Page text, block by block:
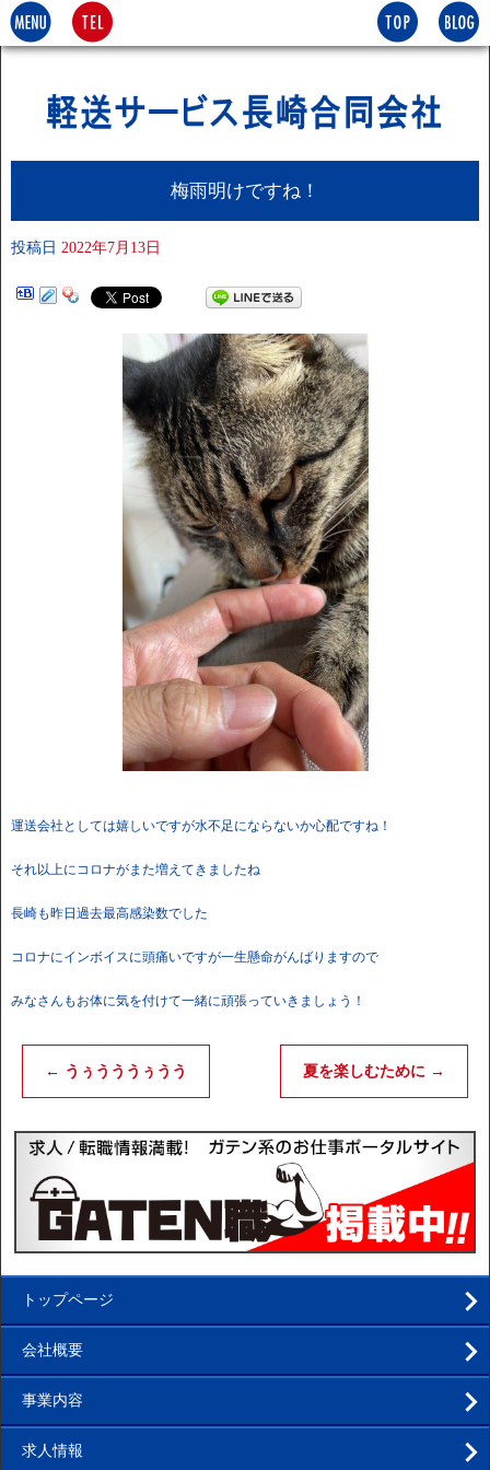
梅雨明けですね！
投稿日 2022年7月13日
運送会社としては嬉しいですが水不足にならないか心配ですね！
それ以上にコロナがまた増えてきましたね
長崎も昨日過去最高感染数でした
コロナにインボイスに頭痛いですが一生懸命がんばりますので
みなさんもお体に気を付けて一緒に頑張っていきましょう！
← うぅうううぅうう 夏を楽しむために →
トップページ
会社概要
事業内容
求人情報